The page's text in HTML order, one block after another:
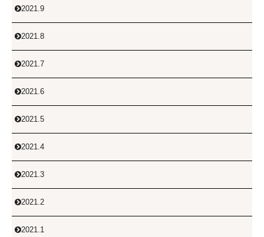
2021.9
2021.8
2021.7
2021.6
2021.5
2021.4
2021.3
2021.2
2021.1